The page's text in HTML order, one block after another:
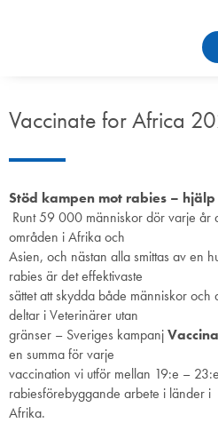
Vaccinate for Africa
Stöd kampen mot rabies –
Runt 59 000 människor dör varje år
områden i Afrika och
Asien, och nästan alla smittas av en
rabies är det effektivaste
sättet att skydda både människor
deltar i Veterinärer utan
gränser – Sveriges kampanj
en summa för varje
vaccination vi utför mellan 19:e –
rabiesförebyggande arbete i länder i
Afrika.